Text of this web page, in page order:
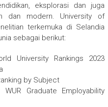
eksplorasi dan juga
dan modern. University of
terkemuka di Selandia
sebagai berikut:
University Rankings 2023
by Subject
Graduate Employability